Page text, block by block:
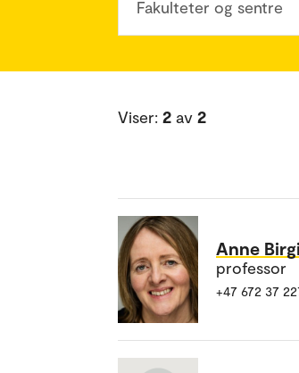
Fakulteter og sentre
Viser: 2 av 2
Anne
professor
+47 672 37